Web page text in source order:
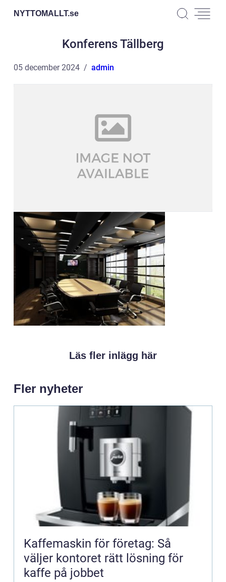
NYTTOMALLT.se
Konferens Tällberg
05 december 2024 admin
Läs fler inlägg här
Fler nyheter
Kaffemaskin för företag: Så
väljer kontoret rätt lösning för
kaffe på jobbet